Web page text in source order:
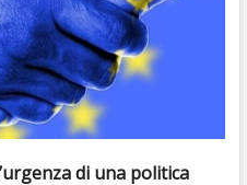
di una politica